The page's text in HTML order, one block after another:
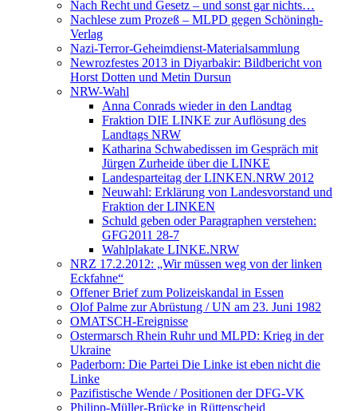
Nach Recht und Gesetz – und sonst gar nichts…
Nachlese zum Prozeß – MLPD gegen Schöningh-
Verlag
Nazi-Terror-Geheimdienst-Materialsammlung
Newrozfestes 2013 in Diyarbakir: Bildbericht von
Horst Dotten und Metin Dursun
NRW-Wahl
Anna Conrads wieder in den Landtag
Fraktion DIE LINKE zur Auflösung des
Landtags NRW
Katharina Schwabedissen im Gespräch mit
Jürgen Zurheide über die LINKE
Landesparteitag der LINKEN.NRW 2012
Neuwahl: Erklärung von Landesvorstand und
Fraktion der LINKEN
Schuld geben oder Paragraphen verstehen:
GFG2011 28-7
Wahlplakate LINKE.NRW
NRZ 17.2.2012: „Wir müssen weg von der linken
Eckfahne“
Offener Brief zum Polizeiskandal in Essen
Olof Palme zur Abrüstung / UN am 23. Juni 1982
OMATSCH-Ereignisse
Ostermarsch Rhein Ruhr und MLPD: Krieg in der
Ukraine
Paderborn: Die Partei Die Linke ist eben nicht die
Linke
Pazifistische Wende / Positionen der DFG-VK
Philipp-Müller-Brücke in Rüttenscheid